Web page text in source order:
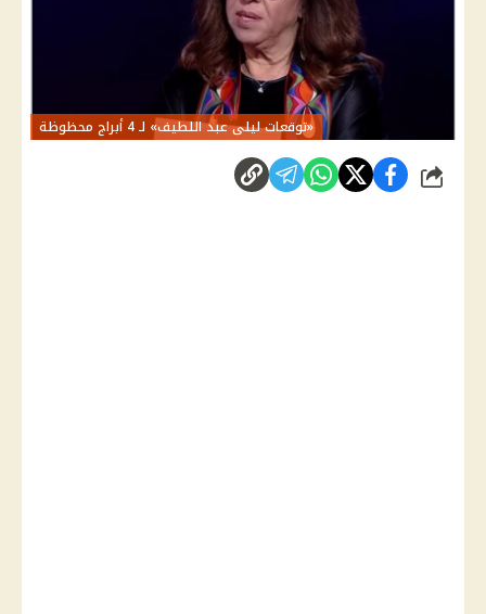
«توقعات ليلى عبد اللطيف» لـ 4 أبراج محظوظة
شارك